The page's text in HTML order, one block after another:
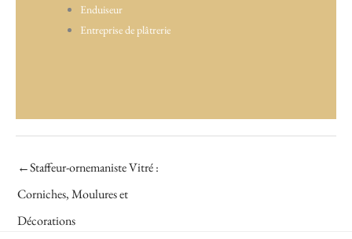
Enduiseur
Entreprise de plâtrerie
←Staffeur-ornemaniste Vitré :
Corniches, Moulures et
Décorations